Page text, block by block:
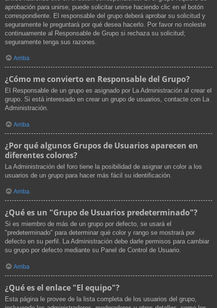
aprobación para unirse, puede solicitar unirse haciendo clic en el botón
correspondiente. El responsable del grupo deberá aprobar su solicitud y
seguramente le preguntará por qué desea hacerlo. Por favor no moleste
continuamente al Responsable de Grupo si rechaza su solicitud;
seguramente tenga sus razones.
Arriba
¿Cómo me convierto en Responsable del Grupo?
El Responsable de un grupo es asignado por La Administración al crear el
grupo. Si está interesado en crear un grupo de usuarios, contacte con La
Administración.
Arriba
¿Por qué algunos Grupos de Usuarios aparecen en
diferentes colores?
La Administración del foro tiene la posibilidad de asignar un color a los
usuarios de un grupo para hacer más fácil su identificación.
Arriba
¿Qué es un "Grupo de Usuarios predeterminado"?
Si es miembro de más de un grupo por defecto, se usará el
"predeterminado" para determinar qué color y rango se mostrará por
defecto en su perfil. La Administración debe darle permisos para cambiar
su grupo por defecto mediante su Panel de Control de Usuario.
Arriba
¿Qué es el enlace "El equipo"?
Esta página le provee de la lista completa de los usuarios del grupo,